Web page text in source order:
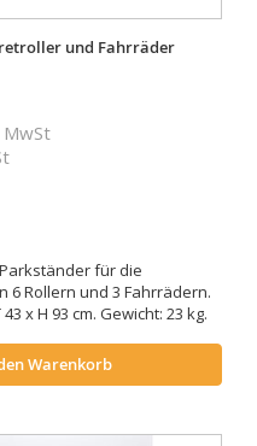
und Fahrräder
MwSt
für die
6 Rollern und 3 Fahrrädern.
x H 93 cm. Gewicht: 23 kg.
Warenkorb